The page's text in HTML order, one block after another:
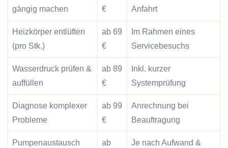
gängig machen
€
Anfahrt
Heizkörper entlüften
(pro Stk.)
ab 69
€
Im Rahmen eines
Servicebesuchs
Wasserdruck prüfen &
auffüllen
ab 89
€
Inkl. kurzer
Systemprüfung
Diagnose komplexer
Probleme
ab 99
€
Anrechnung bei
Beauftragung
Pumpenaustausch
ab
Je nach Aufwand &